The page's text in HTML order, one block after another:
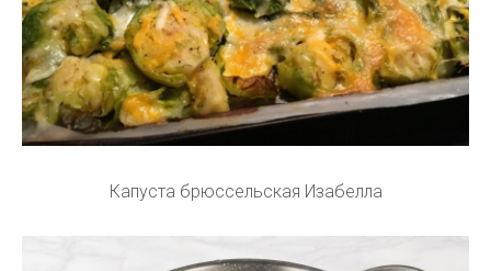
Капуста брюссельская Изабелла